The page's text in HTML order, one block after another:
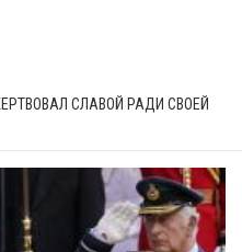
СЛАВОЙ РАДИ СВОЕЙ